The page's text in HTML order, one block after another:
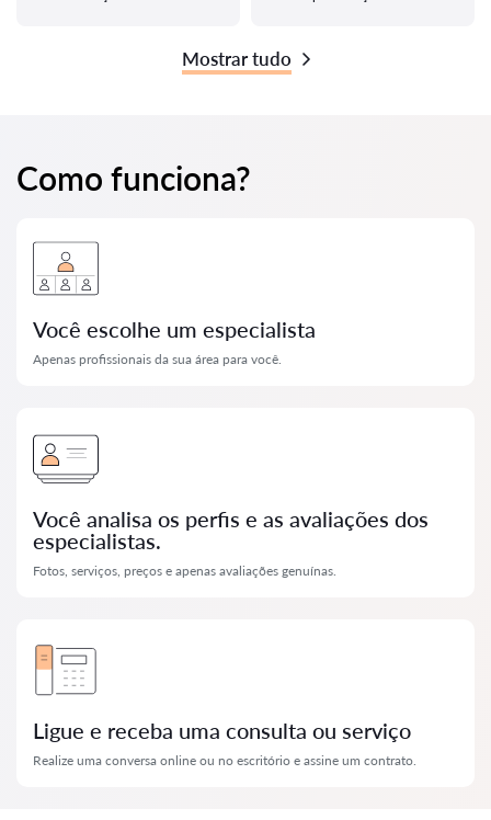
Mostrar tudo
Como funciona?
Você escolhe um especialista
Apenas profissionais da sua área para você.
Você analisa os perfis e as avaliações dos
especialistas.
Fotos, serviços, preços e apenas avaliações genuínas.
Ligue e receba uma consulta ou serviço
Realize uma conversa online ou no escritório e assine um contrato.